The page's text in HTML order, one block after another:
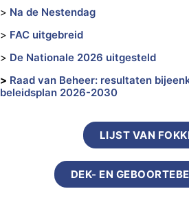
> Na de Nestendag
> FAC uitgebreid
> De Nationale 2026 uitgesteld
> Raad van Beheer: resultaten
beleidsplan 2026-2030
LIJST VAN
DEK- EN